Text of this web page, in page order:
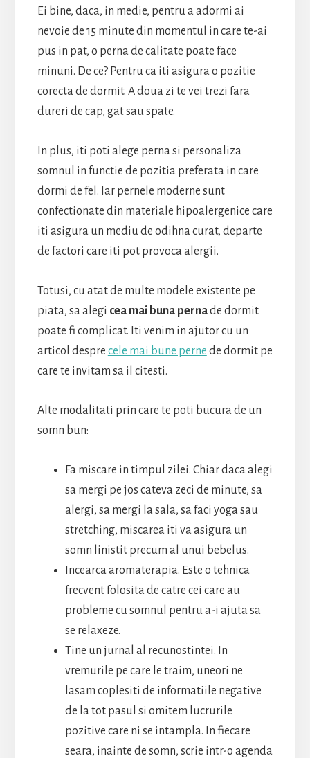
Ei bine, daca, in medie, pentru a adormi ai
nevoie de 15 minute din momentul in care te-ai
pus in pat, o perna de calitate poate face
minuni. De ce? Pentru ca iti asigura o pozitie
corecta de dormit. A doua zi te vei trezi fara
dureri de cap, gat sau spate.
In plus, iti poti alege perna si personaliza
somnul in functie de pozitia preferata in care
dormi de fel. Iar pernele moderne sunt
confectionate din materiale hipoalergenice care
iti asigura un mediu de odihna curat, departe
de factori care iti pot provoca alergii.
Totusi, cu atat de multe modele existente pe
piata, sa alegi cea mai buna pernade dormit
poate fi complicat. Iti venim in ajutor cu un
articol despre cele mai bune perne de dormit pe
care te invitam sa il citesti.
Alte modalitati prin care te poti bucura de un
somn bun:
Fa miscare in timpul zilei. Chiar daca alegi
sa mergi pe jos cateva zeci de minute, sa
alergi, sa mergi la sala, sa faci yoga sau
stretching, miscarea iti va asigura un
somn linistit precum al unui bebelus.
Incearca aromaterapia. Este o tehnica
frecvent folosita de catre cei care au
probleme cu somnul pentru a-i ajuta sa
se relaxeze.
Tine un jurnal al recunostintei. In
vremurile pe care le traim, uneori ne
lasam coplesiti de informatiile negative
de la tot pasul si omitem lucrurile
pozitive care ni se intampla. In fiecare
seara, inainte de somn, scrie intr-o agenda